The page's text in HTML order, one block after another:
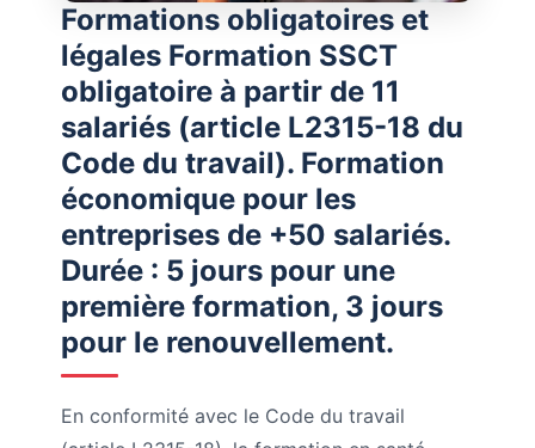
Formations obligatoires et
légales Formation SSCT
obligatoire à partir de 11
salariés (article L2315-18 du
Code du travail). Formation
économique pour les
entreprises de +50 salariés.
Durée : 5 jours pour une
première formation, 3 jours
pour le renouvellement.
En conformité avec le Code du travail